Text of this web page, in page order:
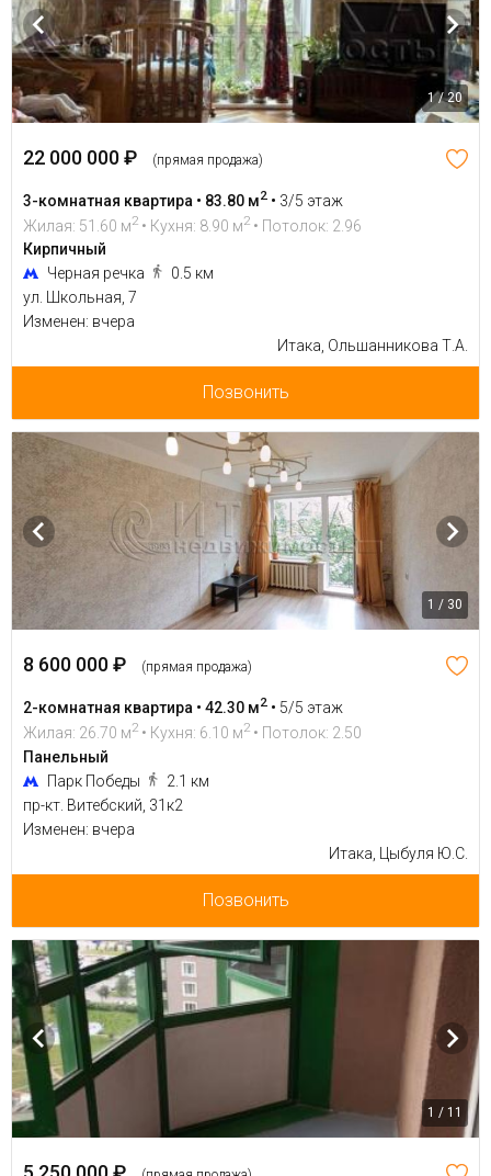
1 / 20
22 000 000 ₽ (прямая продажа)
3-комнатная квартира • 83.80 м2 • 3/5 этаж
Жилая: 51.60 м2 • Кухня: 8.90 м2 • Потолок: 2.96
Кирпичный
Черная речка
0.5 км
ул. Школьная, 7
Изменен: вчера
Итака, Ольшанникова Т.А.
Позвонить
1 / 30
8 600 000 ₽ (прямая продажа)
2-комнатная квартира • 42.30 м2 • 5/5 этаж
Жилая: 26.70 м2 • Кухня: 6.10 м2 • Потолок: 2.50
Панельный
Парк Победы
2.1 км
пр-кт. Витебский, 31к2
Изменен: вчера
Итака, Цыбуля Ю.С.
Позвонить
1 / 11